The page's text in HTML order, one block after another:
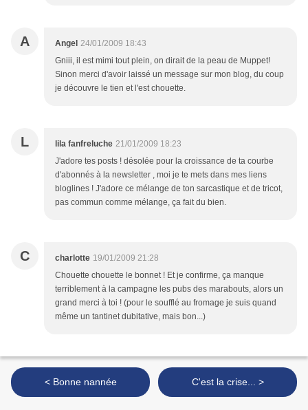
A Angel 24/01/2009 18:43
Gniii, il est mimi tout plein, on dirait de la peau de Muppet!
Sinon merci d'avoir laissé un message sur mon blog, du coup
je découvre le tien et l'est chouette.
L lila fanfreluche 21/01/2009 18:23
J'adore tes posts ! désolée pour la croissance de ta courbe
d'abonnés à la newsletter , moi je te mets dans mes liens
bloglines ! J'adore ce mélange de ton sarcastique et de tricot,
pas commun comme mélange, ça fait du bien.
C charlotte 19/01/2009 21:28
Chouette chouette le bonnet ! Et je confirme, ça manque
terriblement à la campagne les pubs des marabouts, alors un
grand merci à toi ! (pour le soufflé au fromage je suis quand
même un tantinet dubitative, mais bon...)
< Bonne nannée C'est la crise... >